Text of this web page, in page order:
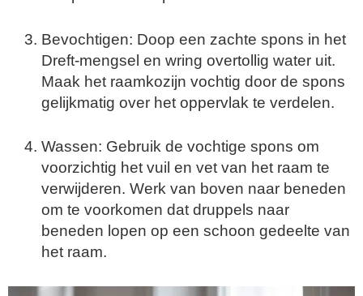
Bevochtigen: Doop een zachte spons in het
Dreft-mengsel en wring overtollig water uit.
Maak het raamkozijn vochtig door de spons
gelijkmatig over het oppervlak te verdelen.
Wassen: Gebruik de vochtige spons om
voorzichtig het vuil en vet van het raam te
verwijderen. Werk van boven naar beneden
om te voorkomen dat druppels naar
beneden lopen op een schoon gedeelte van
het raam.